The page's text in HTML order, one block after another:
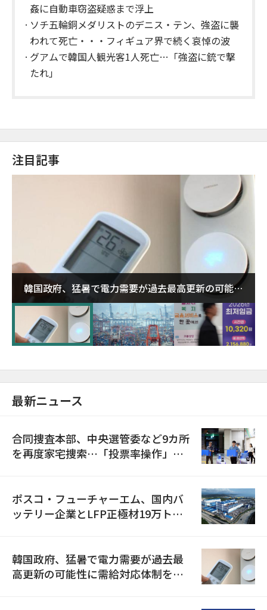
姦に自動車窃盗疑惑まで浮上
ソチ五輪銅メダリストのデニス・テン、強盗に襲
われて死亡・・・フィギュア界で続く哀悼の波
グアムで韓国人観光客1人死亡…「強盗に銃で撃
たれ」
注目記事
韓国政府、猛暑で電力需要が過去最高更新の可能性
に需給対応体制を点検
最新ニュース
合同捜査本部、中央選管委など9カ所
を再度家宅捜索…「投票率操作」の
ポスコ・フューチャーエム、国内バ
ッテリー企業とLFP正極材19万トン
韓国政府、猛暑で電力需要が過去最
高更新の可能性に需給対応体制を点